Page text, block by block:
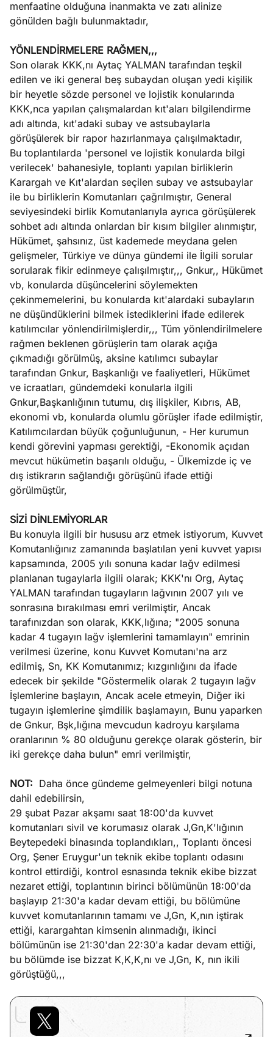
menfaatine olduğuna inanmakta ve zatı alinize
gönülden bağlı bulunmaktadır,
YÖNLENDİRMELERE RAĞMEN,,,
Son olarak KKK,nı Aytaç YALMAN tarafından teşkil
edilen ve iki general beş subaydan oluşan yedi kişilik
bir heyetle sözde personel ve lojistik konularında
KKK,nca yapılan çalışmalardan kıt'aları bilgilendirme
adı altında, kıt'adaki subay ve astsubaylarla
görüşülerek bir rapor hazırlanmaya çalışılmaktadır,
Bu toplantılarda 'personel ve lojistik konularda bilgi
verilecek' bahanesiyle, toplantı yapılan birliklerin
Karargah ve Kıt'alardan seçilen subay ve astsubaylar
ile bu birliklerin Komutanları çağrılmıştır, General
seviyesindeki birlik Komutanlarıyla ayrıca görüşülerek
sohbet adı altında onlardan bir kısım bilgiler alınmıştır,
Hükümet, şahsınız, üst kademede meydana gelen
gelişmeler, Türkiye ve dünya gündemi ile İlgili sorular
sorularak fikir edinmeye çalışılmıştır,,, Gnkur,, Hükümet
vb, konularda düşüncelerini söylemekten
çekinmemelerini, bu konularda kıt'alardaki subayların
ne düşündüklerini bilmek istediklerini ifade edilerek
katılımcılar yönlendirilmişlerdir,,, Tüm yönlendirilmelere
rağmen beklenen görüşlerin tam olarak açığa
çıkmadığı görülmüş, aksine katılımcı subaylar
tarafından Gnkur, Başkanlığı ve faaliyetleri, Hükümet
ve icraatları, gündemdeki konularla ilgili
Gnkur,Başkanlığının tutumu, dış ilişkiler, Kıbrıs, AB,
ekonomi vb, konularda olumlu görüşler ifade edilmiştir,
Katılımcılardan büyük çoğunluğunun, - Her kurumun
kendi görevini yapması gerektiği, -Ekonomik açıdan
mevcut hükümetin başarılı olduğu, - Ülkemizde iç ve
dış istikrarın sağlandığı görüşünü ifade ettiği
görülmüştür,
SİZİ DİNLEMİYORLAR
Bu konuyla ilgili bir hususu arz etmek istiyorum, Kuvvet
Komutanlığınız zamanında başlatılan yeni kuvvet yapısı
kapsamında, 2005 yılı sonuna kadar lağv edilmesi
planlanan tugaylarla ilgili olarak; KKK'nı Org, Aytaç
YALMAN tarafından tugayların lağvının 2007 yılı ve
sonrasına bırakılması emri verilmiştir, Ancak
tarafınızdan son olarak, KKK,lığına; "2005 sonuna
kadar 4 tugayın lağv işlemlerini tamamlayın" emrinin
verilmesi üzerine, konu Kuvvet Komutanı'na arz
edilmiş, Sn, KK Komutanımız; kızgınlığını da ifade
edecek bir şekilde "Göstermelik olarak 2 tugayın lağv
İşlemlerine başlayın, Ancak acele etmeyin, Diğer iki
tugayın işlemlerine şimdilik başlamayın, Bunu yaparken
de Gnkur, Bşk,lığına mevcudun kadroyu karşılama
oranlarının % 80 olduğunu gerekçe olarak gösterin, bir
iki gerekçe daha bulun" emri verilmiştir,
NOT: Daha önce gündeme gelmeyenleri bilgi notuna
dahil edebilirsin,
29 şubat Pazar akşamı saat 18:00'da kuvvet
komutanları sivil ve korumasız olarak J,Gn,K'lığının
Beytepedeki binasında toplandıkları,, Toplantı öncesi
Org, Şener Eruygur'un teknik ekibe toplantı odasını
kontrol ettirdiği, kontrol esnasında teknik ekibe bizzat
nezaret ettiği, toplantının birinci bölümünün 18:00'da
başlayıp 21:30'a kadar devam ettiği, bu bölümüne
kuvvet komutanlarının tamamı ve J,Gn, K,nın iştirak
ettiği, karargahtan kimsenin alınmadığı, ikinci
bölümünün ise 21:30'dan 22:30'a kadar devam ettiği,
bu bölümde ise bizzat K,K,K,nı ve J,Gn, K, nın ikili
görüştüğü,,,